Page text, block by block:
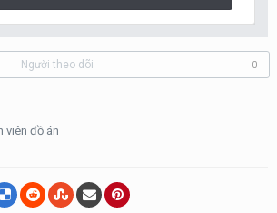
Người theo dõi 0
viên đồ án